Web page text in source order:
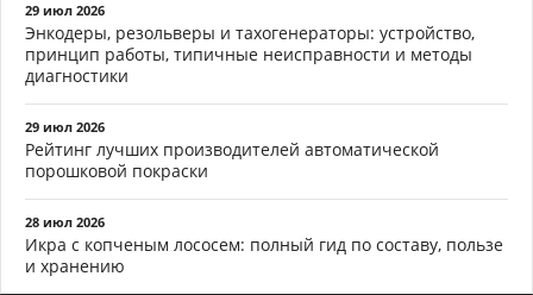
29 июл 2026
Энкодеры, резольверы и тахогенераторы: устройство,
принцип работы, типичные неисправности и методы
диагностики
29 июл 2026
Рейтинг лучших производителей автоматической
порошковой покраски
28 июл 2026
Икра с копченым лососем: полный гид по составу, пользе
и хранению